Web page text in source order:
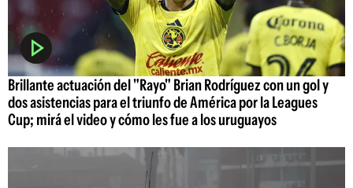
Brillante actuación del "Rayo" Brian Rodríguez con un gol y
dos asistencias para el triunfo de América por la Leagues
Cup; mirá el video y cómo les fue a los uruguayos